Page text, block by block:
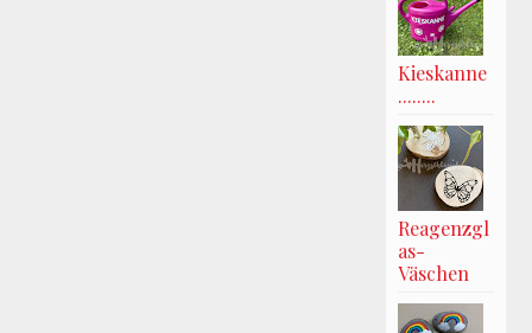
Kieskanne
........
Reagenzgl
as-
Väschen